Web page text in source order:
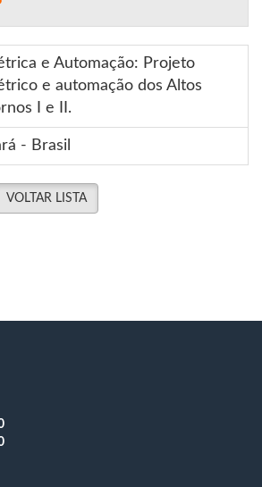
e Automação: Projeto
e automação dos Altos
I e II.
- Brasil
VOLTAR LISTA